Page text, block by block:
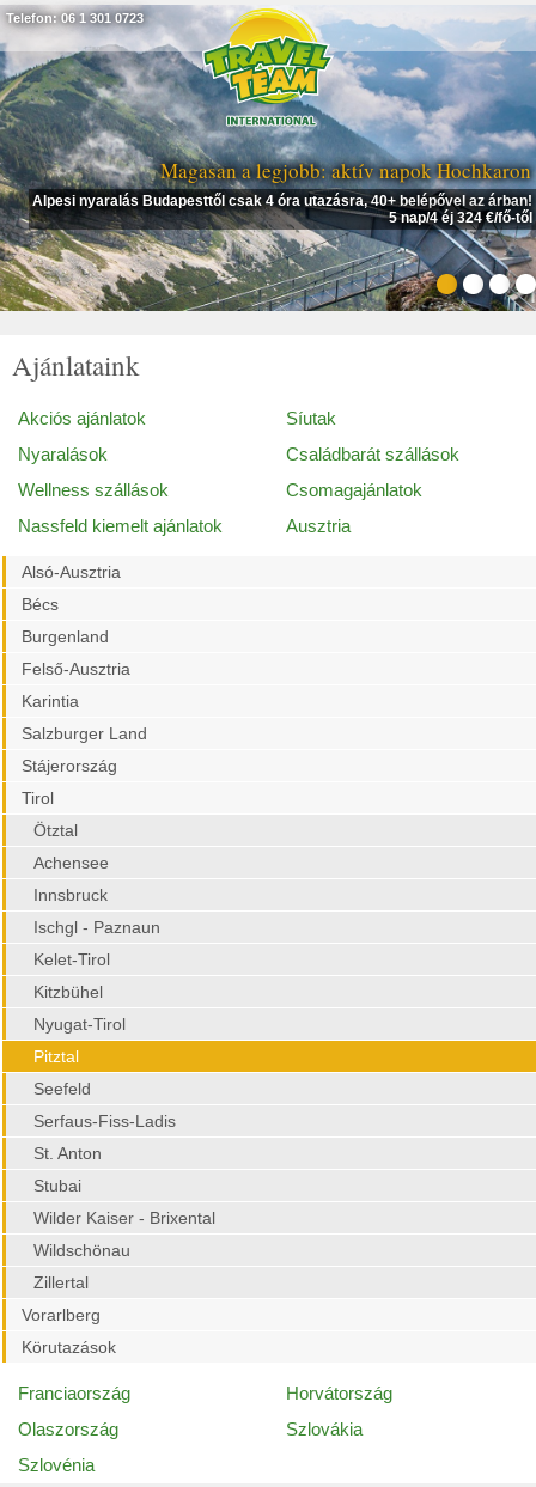
Magasan a legjobb: aktív napok Hochkaron
Alpesi nyaralás Budapesttől csak 4 óra utazásra, 40+ belépővel az árban!
5 nap/4 éj 324 €/fő-től
Telefon: 06 1 301 0723
Ajánlataink
Akciós ajánlatok
Síutak
Nyaralások
Családbarát szállások
Wellness szállások
Csomagajánlatok
Nassfeld kiemelt ajánlatok
Ausztria
Alsó-Ausztria
Bécs
Burgenland
Felső-Ausztria
Karintia
Salzburger Land
Stájerország
Tirol
Ötztal
Achensee
Innsbruck
Ischgl - Paznaun
Kelet-Tirol
Kitzbühel
Nyugat-Tirol
Pitztal
Seefeld
Serfaus-Fiss-Ladis
St. Anton
Stubai
Wilder Kaiser - Brixental
Wildschönau
Zillertal
Vorarlberg
Körutazások
Franciaország
Horvátország
Olaszország
Szlovákia
Szlovénia